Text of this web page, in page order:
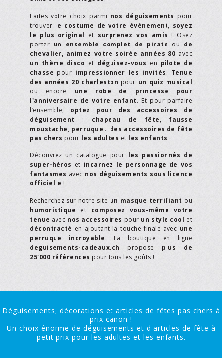
Faites votre choix parmi nos déguisements pour
trouver le costume de votre événement, soyez
le plus original et surprenez vos amis ! Osez
porter un ensemble complet de pirate ou de
chevalier, animez votre soirée années 80 avec
un thème disco et déguisez-vous en pilote de
chasse pour impressionner les invités. Tenue
des années 20 charleston pour un quiz musical
ou encore une robe de princesse pour
l'anniversaire de votre enfant. Et pour parfaire
l’ensemble, optez pour des accessoires de
déguisement : chapeau de fête, fausse
moustache, perruque… des accessoires de fête
pas chers pour les adultes et les enfants.
Découvrez un catalogue pour les passionnés de
super-héros et incarnez le personnage de vos
fantasmes avec nos déguisements sous licence
officielle !
Recherchez sur notre site un masque terrifiant ou
humoristique et composez vous-même votre
tenue avec nos accessoires pour un style cool et
décontracté en ajoutant la touche finale avec une
perruque incroyable. La boutique en ligne
deguisements-cadeaux.ch propose plus de
25'000 références pour tous les goûts !
Déguisements, décorations et articles de fêtes pas chers à
prix canon !
Un choix énorme de déguisements et d'articles de fête à
petit prix pour les adultes et les enfants.